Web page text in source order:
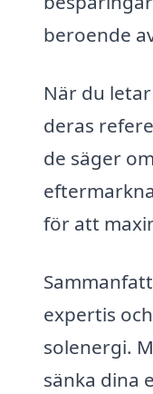
beroende
När du
deras
de säger
för att
expertis
solenergi.
sänka dina